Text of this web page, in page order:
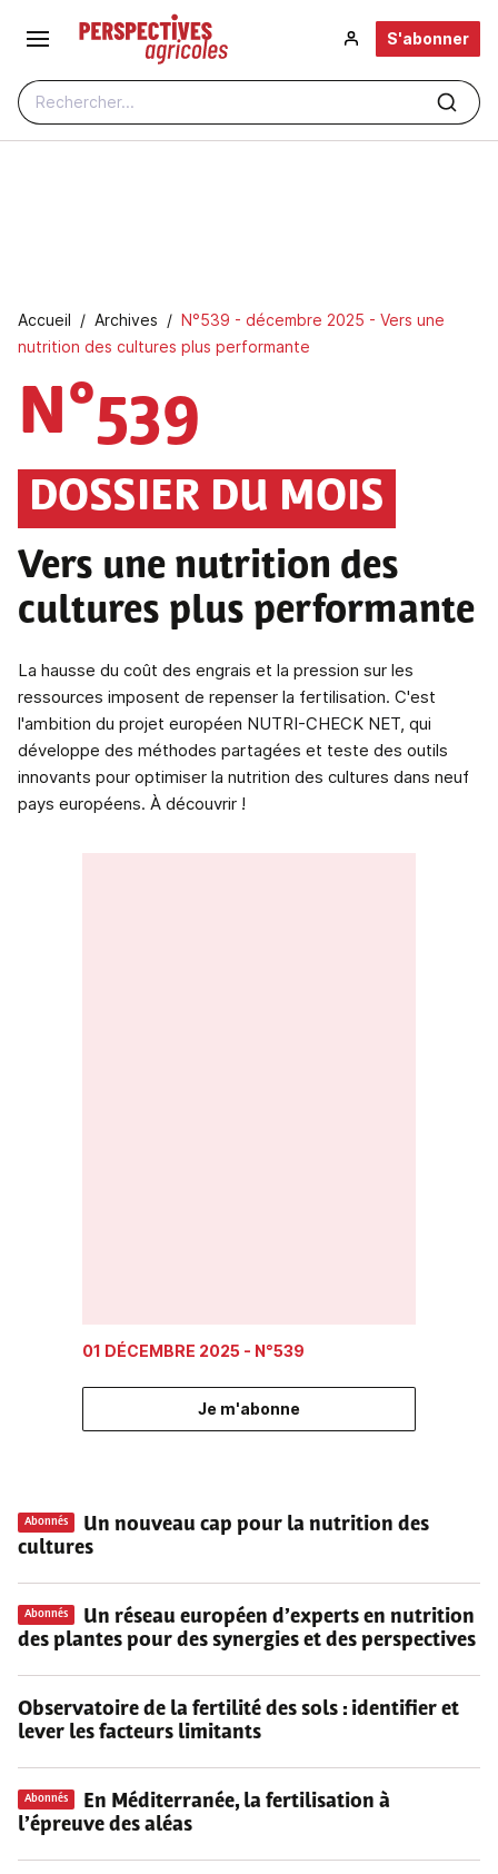
Aller au contenu principal
Rechercher...
S'abonner
Fil d'Ariane
Accueil Archives
N°539 - décembre 2025 - Vers une
nutrition des cultures plus performante
N°539
DOSSIER DU MOIS
Vers une nutrition des
cultures plus performante
La hausse du coût des engrais et la pression sur les
ressources imposent de repenser la fertilisation. C'est
l'ambition du projet européen NUTRI-CHECK NET, qui
développe des méthodes partagées et teste des outils
innovants pour optimiser la nutrition des cultures dans neuf
pays européens. À découvrir !
01 DÉCEMBRE 2025 - N°539
Je m'abonne
Abonnés
Un nouveau cap pour la nutrition des
cultures
Abonnés
Un réseau européen d’experts en nutrition
des plantes pour des synergies et des perspectives
Observatoire de la fertilité des sols : identifier et
lever les facteurs limitants
Abonnés
En Méditerranée, la fertilisation à
l’épreuve des aléas